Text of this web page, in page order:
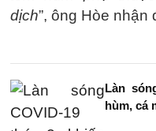
dịch”, ông Hòe nhận
Làn
hùm, cá